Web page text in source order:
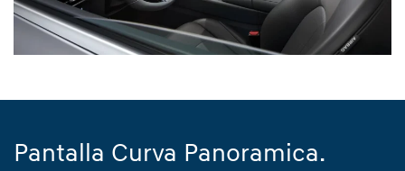
Pantalla Curva Panoramica.